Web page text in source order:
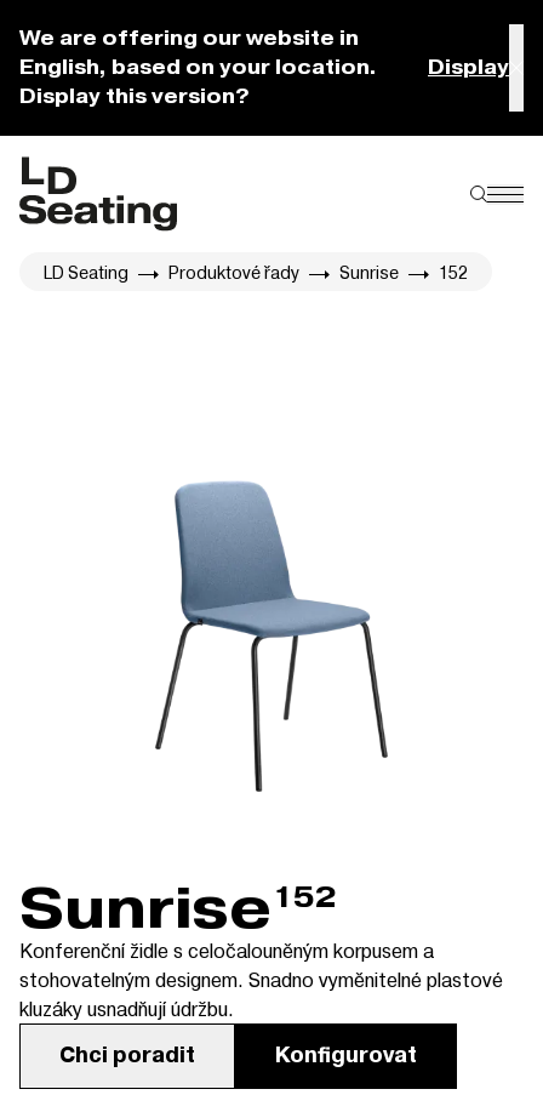
We are offering our website in
English, based on your location.
Display this version?
Display
LD Seating Produktové řady Sunrise 152
Sunrise152
Konferenční židle s celočalouněným korpusem a
stohovatelným designem. Snadno vyměnitelné plastové
kluzáky usnadňují údržbu.
Chci poradit Konfigurovat